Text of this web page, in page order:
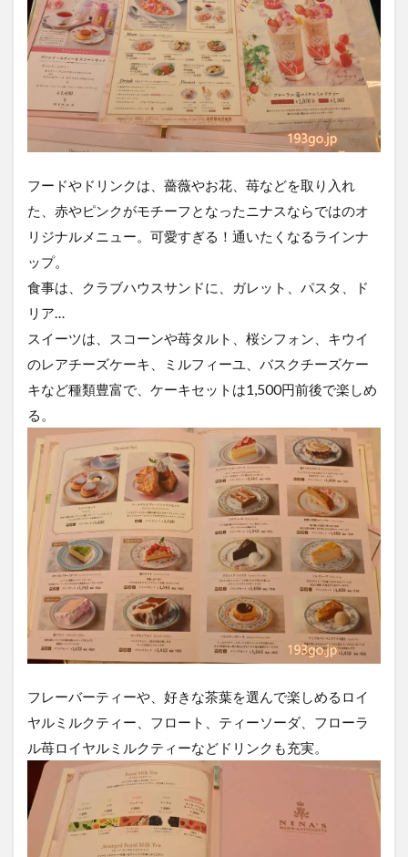
フードやドリンクは、薔薇やお花、苺などを取り入れ
た、赤やピンクがモチーフとなったニナスならではのオ
リジナルメニュー。可愛すぎる！通いたくなるラインナ
ップ。
食事は、クラブハウスサンドに、ガレット、パスタ、ド
リア…
スイーツは、スコーンや苺タルト、桜シフォン、キウイ
のレアチーズケーキ、ミルフィーユ、バスクチーズケー
キなど種類豊富で、ケーキセットは1,500円前後で楽しめ
る。
フレーバーティーや、好きな茶葉を選んで楽しめるロイ
ヤルミルクティー、フロート、ティーソーダ、フローラ
ル苺ロイヤルミルクティーなどドリンクも充実。